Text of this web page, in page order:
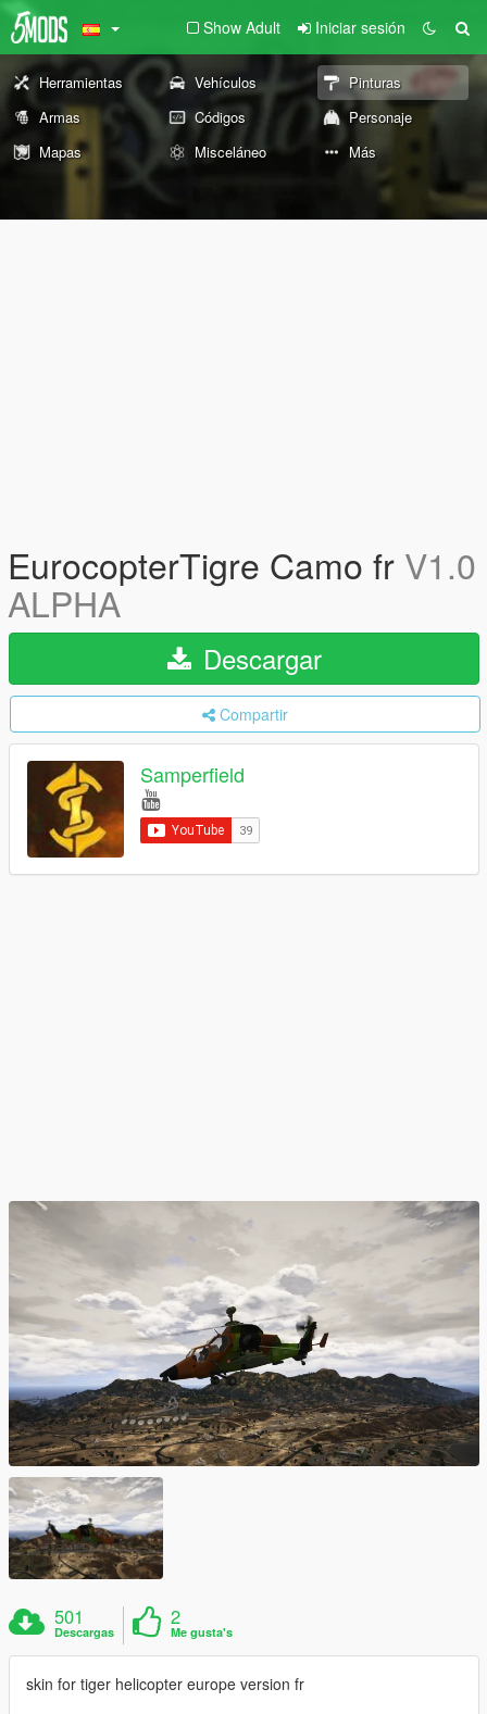
Show Adult Iniciar sesión
Herramientas Vehículos
Pinturas
Armas
Códigos
Personaje
Mapas
Misceláneo Más
EurocopterTigre Camo fr V1.0
ALPHA
Descargar
Compartir
Samperfield
501
Descargas
2
Me gusta's
skin for tiger helicopter europe version fr